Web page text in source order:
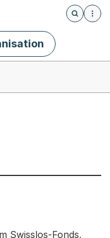
Öffnet
Geschäft
Swisslos-Fonds,